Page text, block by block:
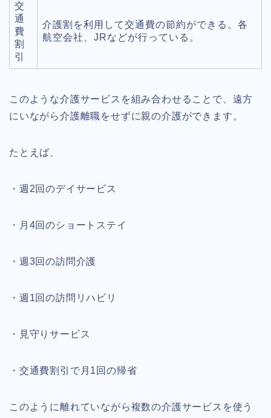
交
通
費
割
引
介護割を利用して交通費の節約ができる。各
航空会社、JRなどが行っている。
このような介護サービスを組み合わせることで、遠方
にいながら介護離職をせずに親の介護ができます。
たとえば、
・週2回のデイサービス
・月4回のショートステイ
・週3回の訪問介護
・週1回の訪問リハビリ
・見守りサービス
・交通費割引で月1回の帰省
このように離れていながら複数の介護サービスを使う